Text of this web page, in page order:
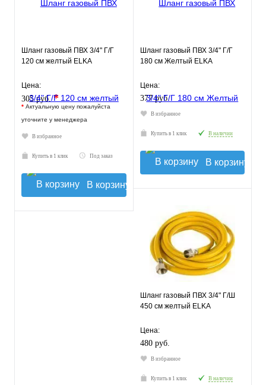
Шланг газовый ПВХ 3/4" Г/Г
120 см желтый ELKA
Цена:
305 руб.*
* Актуальную цену пожалуйста
уточните у менеджера
В избранное
Купить в 1 клик Под заказ
В корзину
Шланг газовый ПВХ 3/4" Г/Г
180 см Желтый ELKA
Цена:
377 руб.
В избранное
Купить в 1 клик В наличии
В корзину
Шланг газовый ПВХ 3/4" Г/Ш
450 см желтый ELKA
Цена:
480 руб.
В избранное
Купить в 1 клик В наличии